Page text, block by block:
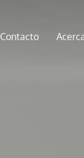
Contacto